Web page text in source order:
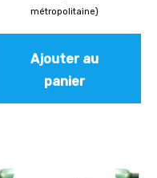
métropolitaine)
Ajouter au
panier